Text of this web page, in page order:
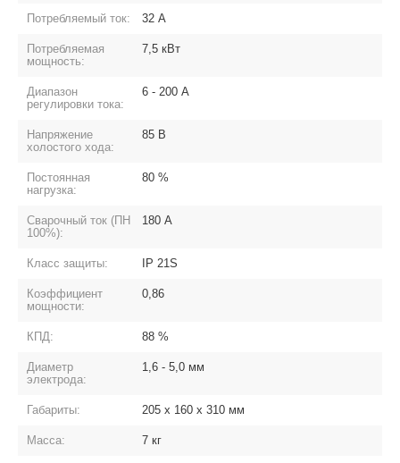
Потребляемый ток: 32 А
Потребляемая
мощность:
7,5 кВт
Диапазон
регулировки тока:
6 - 200 А
Напряжение
холостого хода:
85 В
Постоянная
нагрузка:
80 %
Сварочный ток (ПН
100%):
180 А
Класс защиты: IP 21S
Коэффициент
мощности:
0,86
КПД: 88 %
Диаметр
электрода:
1,6 - 5,0 мм
Габариты: 205 х 160 х 310 мм
Масса: 7 кг